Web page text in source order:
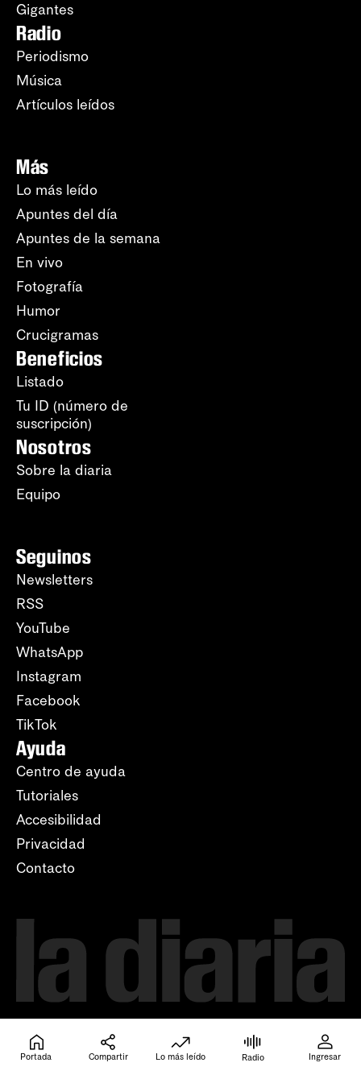
Gigantes
Radio
Periodismo
Música
Artículos leídos
Más
Lo más leído
Apuntes del día
Apuntes de la semana
En vivo
Fotografía
Humor
Crucigramas
Beneficios
Listado
Tu ID (número de
suscripción)
Nosotros
Sobre la diaria
Equipo
Seguinos
Newsletters
RSS
YouTube
WhatsApp
Instagram
Facebook
TikTok
Ayuda
Centro de ayuda
Tutoriales
Accesibilidad
Privacidad
Contacto
Portada Compartir Lo más leído Radio Ingresar